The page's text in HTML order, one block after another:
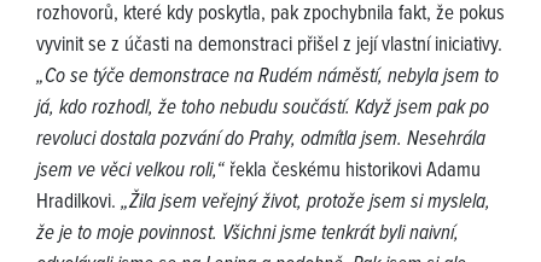
rozhovorů, které kdy poskytla, pak zpochybnila fakt, že pokus
vyvinit se z účasti na demonstraci přišel z její vlastní iniciativy.
„Co se týče demonstrace na Rudém náměstí, nebyla jsem to
já, kdo rozhodl, že toho nebudu součástí. Když jsem pak po
revoluci dostala pozvání do Prahy, odmítla jsem. Nesehrála
jsem ve věci velkou roli,“ řekla českému historikovi Adamu
Hradilkovi. „Žila jsem veřejný život, protože jsem si myslela,
že je to moje povinnost. Všichni jsme tenkrát byli naivní,